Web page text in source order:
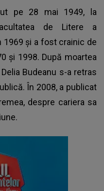
pe 28 mai 1949, la
de Litere a
1969 și a fost crainic de
și 1998. După moartea
Budeanu s-a retras
În 2008, a publicat
despre cariera sa